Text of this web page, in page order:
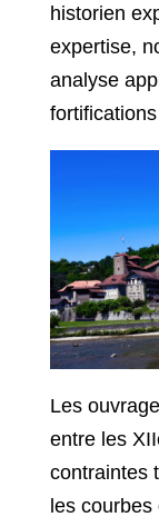
historien
expertise,
analyse
Les
entre les
contraintes
les